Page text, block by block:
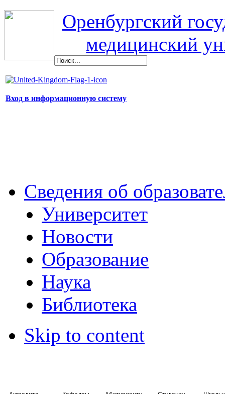
Оренбургский
медицинский
Вход в информационную систему
Сведения об
Университет
Новости
Образование
Наука
Библиотека
Skip to content